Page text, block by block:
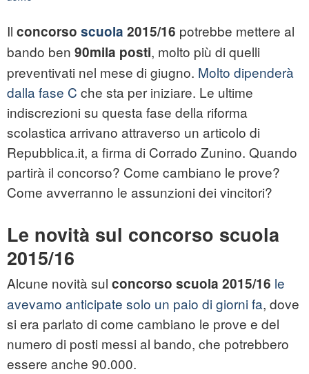
Il concorso scuola 2015/16 potrebbe mettere al
bando ben 90mila posti, molto più di quelli
preventivati nel mese di giugno. Molto dipenderà
dalla fase C che sta per iniziare. Le ultime
indiscrezioni su questa fase della riforma
scolastica arrivano attraverso un articolo di
Repubblica.it, a firma di Corrado Zunino. Quando
partirà il concorso? Come cambiano le prove?
Come avverranno le assunzioni dei vincitori?
Le novità sul concorso scuola
2015/16
Alcune novità sul concorso scuola 2015/16 le
avevamo anticipate solo un paio di giorni fa, dove
si era parlato di come cambiano le prove e del
numero di posti messi al bando, che potrebbero
essere anche 90.000.